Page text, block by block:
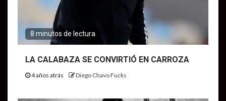
8 minutos de lectura
LA CALABAZA SE CONVIRTIÓ EN CARROZA
4 años atrás Diego Chavo Fucks